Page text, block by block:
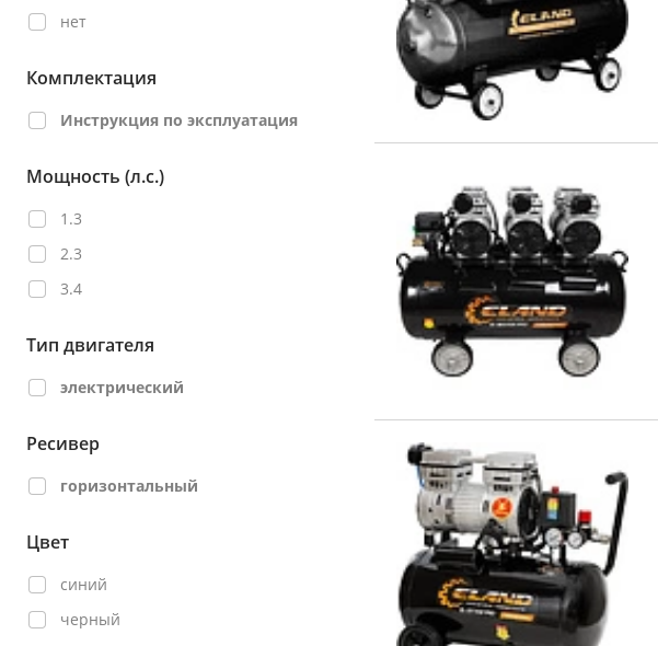
нет
Комплектация
Инструкция по эксплуатация
Мощность (л.с.)
1.3
2.3
3.4
Тип двигателя
электрический
Ресивер
горизонтальный
Цвет
синий
черный